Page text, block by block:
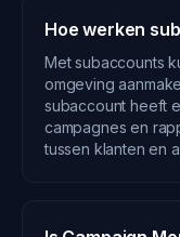
Hoe werken
Met subaccounts
omgeving
subaccount heeft
campagnes en
tussen klanten en